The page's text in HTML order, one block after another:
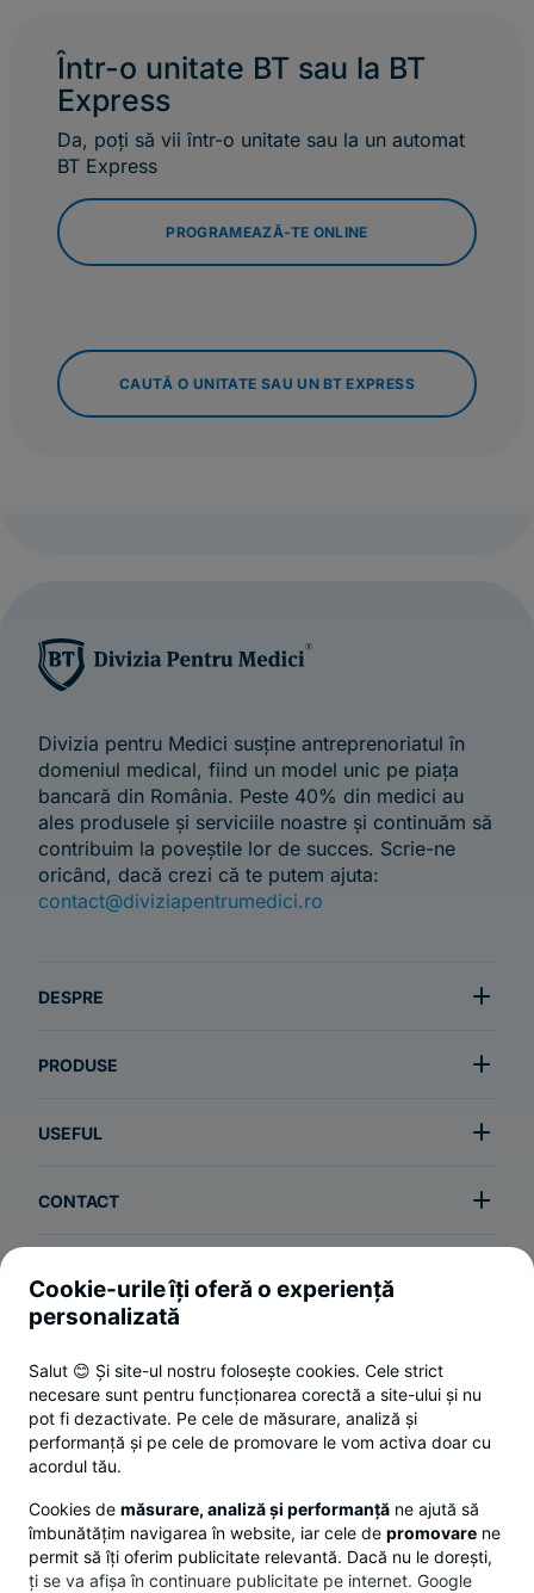
Într-o unitate BT sau la BT
Express
Da, poți să vii într-o unitate sau la un automat
BT Express
PROGRAMEAZĂ-TE ONLINE
CAUTĂ O UNITATE SAU UN BT EXPRESS
Divizia pentru Medici susține antreprenoriatul în
domeniul medical, fiind un model unic pe piața
bancară din România. Peste 40% din medici au
ales produsele și serviciile noastre și continuăm să
contribuim la poveștile lor de succes. Scrie-ne
oricând, dacă crezi că te putem ajuta:
contact@diviziapentrumedici.ro
DESPRE
PRODUSE
USEFUL
CONTACT
Termeni și condiții
Politica de confidențialitate
ANPC
Setări cookies
© 2026 Toate drepturile rezervate.
Responsible Disclosure Policy.
Cookie-urile îți oferă o experiență
personalizată
Salut 😊 Și site-ul nostru folosește cookies. Cele strict
necesare sunt pentru funcționarea corectă a site-ului și nu
pot fi dezactivate. Pe cele de măsurare, analiză și
performanță și pe cele de promovare le vom activa doar cu
acordul tău.
Cookies de măsurare, analiză și performanță ne ajută să
îmbunătățim navigarea în website, iar cele de promovare ne
permit să îți oferim publicitate relevantă. Dacă nu le dorești,
ți se va afișa în continuare publicitate pe internet. Google